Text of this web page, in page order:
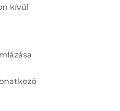
kívül